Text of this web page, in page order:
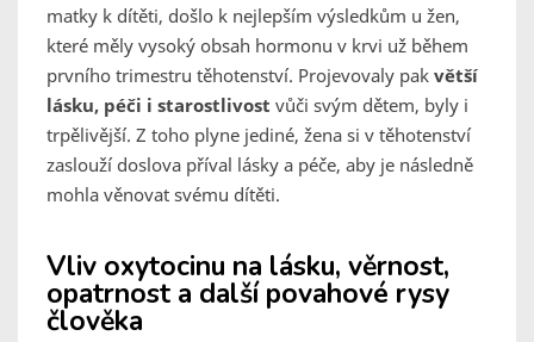
matky k dítěti, došlo k nejlepším výsledkům u žen,
které měly vysoký obsah hormonu v krvi už během
prvního trimestru těhotenství. Projevovaly pak větší
lásku, péči i starostlivost vůči svým dětem, byly i
trpělivější. Z toho plyne jediné, žena si v těhotenství
zaslouží doslova příval lásky a péče, aby je následně
mohla věnovat svému dítěti.
Vliv oxytocinu na lásku, věrnost,
opatrnost a další povahové rysy
člověka